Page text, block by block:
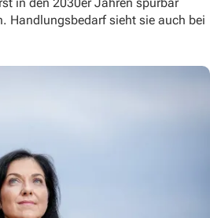
in den 2030er Jahren spürbar
Handlungsbedarf sieht sie auch bei